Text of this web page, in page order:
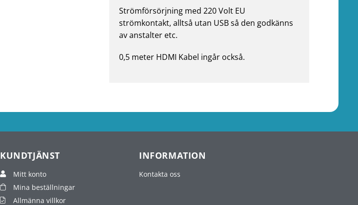
Strömförsörjning med 220 Volt EU
strömkontakt, alltså utan USB så den godkänns
av anstalter etc.
0,5 meter HDMI Kabel ingår också.
KUNDTJÄNST
Mitt konto
Mina beställningar
Allmänna villkor
INFORMATION
Kontakta oss